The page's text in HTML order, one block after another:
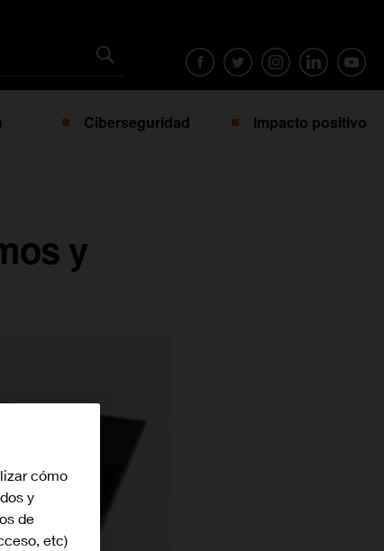
Ciberseguridad Impacto positivo
y
cómo
y
de
etc)